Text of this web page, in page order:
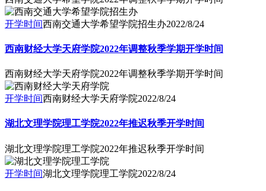
开学时间西南交通大学希望学院招生办2022/8/24
西南财经大学天府学院2022年调整秋季学期开学时间
西南财经大学天府学院2022年调整秋季学期开学时间
开学时间西南财经大学天府学院2022/8/24
湖北文理学院理工学院2022年推迟秋季开学时间
湖北文理学院理工学院2022年推迟秋季开学时间
开学时间湖北文理学院理工学院2022/8/24